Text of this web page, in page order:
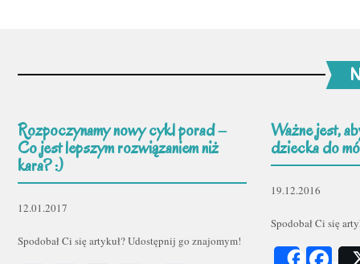
Rozpoczynamy nowy cykl porad –
Co jest lepszym rozwiązaniem niż
kara? :)
12.01.2017
Spodobał Ci się artykuł? Udostępnij go znajomym!
Ważne jest,
dziecka do
19.12.2016
Spodobał Ci się